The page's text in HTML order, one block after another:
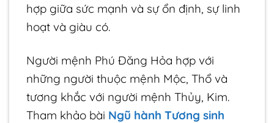
hợp giữa sức mạnh và sự ổn định, sự linh
hoạt và giàu có.
Người mệnh Phú Đăng Hỏa hợp với
những người thuộc mệnh Mộc, Thổ và
tương khắc với người mệnh Thủy, Kim.
Tham khảo bài Ngũ hành Tương sinh